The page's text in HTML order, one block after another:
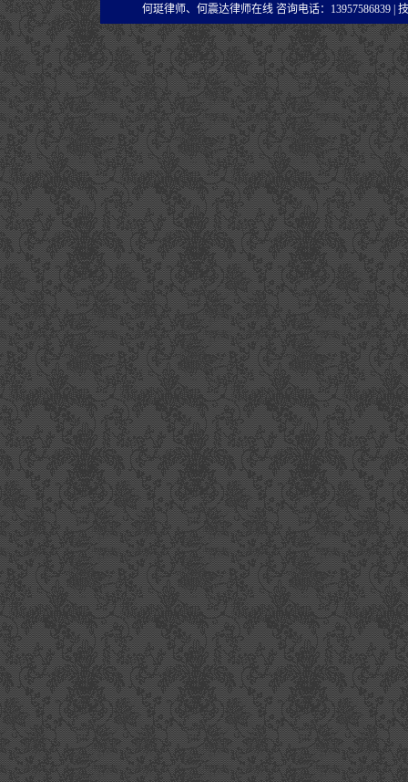
何珽律师、何震达律师在线 咨询电话：13957586839 |